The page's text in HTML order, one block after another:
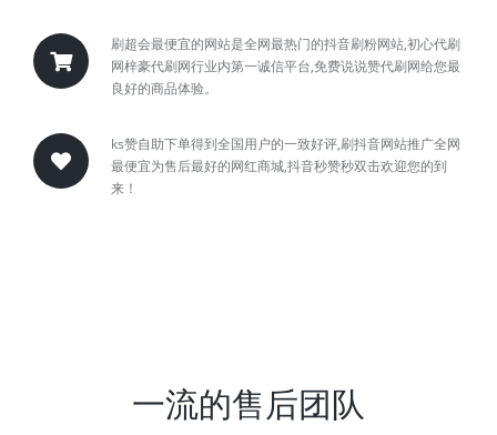
刷超会最便宜的网站是全网最热门的抖音刷粉网站,初心代刷
网梓豪代刷网行业内第一诚信平台,免费说说赞代刷网给您最
良好的商品体验。
ks赞自助下单得到全国用户的一致好评,刷抖音网站推广全网
最便宜为售后最好的网红商城,抖音秒赞秒双击欢迎您的到
来！
一流的售后团队